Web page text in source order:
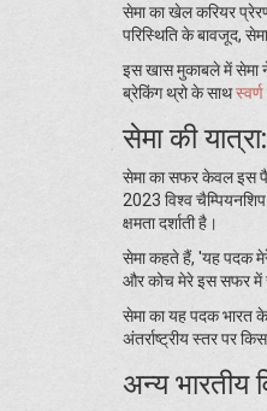
सेमा का खेल करियर
परिस्थिति के बावजूद,
इस खास मुकाबले में सेमा
ब्रेकिंग थ्रो के साथ
सेमा की
सेमा का सफर केवल इस
2023 विश्व
क्षमता दर्शाती है।
सेमा कहते हैं, 'यह पदक मेरे
और कोच मेरे इस सफर में
सेमा का यह पदक भारत
अंतर्राष्ट्रीय स्तर पर
अन्य